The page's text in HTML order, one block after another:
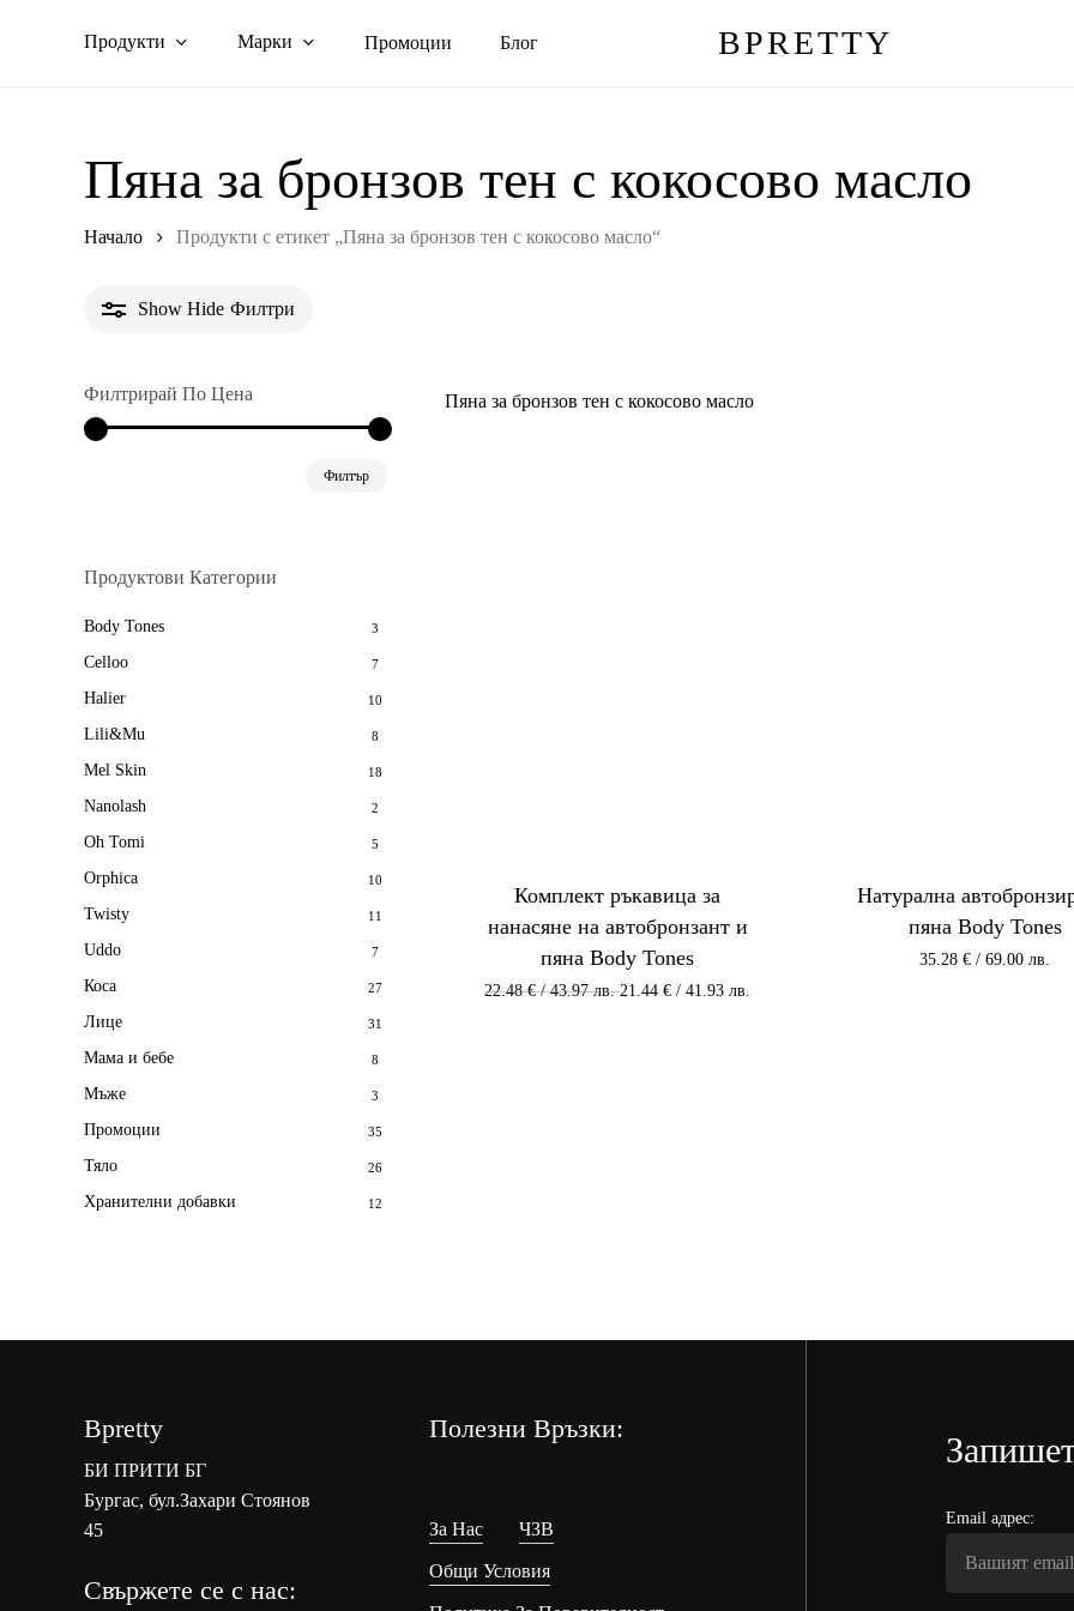
BPRETTY
Продукти Марки Промоции Блог
Пяна за бронзов тен с кокосово масло
Начало Продукти с етикет „Пяна за бронзов тен с кокосово масло“
Show Hide Филтри
Филтрирай По Цена
Филтър
Продуктови Категории
Body Tones 3
Celloo 7
Halier 10
Lili&Mu 8
Mel Skin 18
Nanolash 2
Oh Tomi 5
Orphica 10
Twisty 11
Uddo 7
Коса 27
Лице 31
Мама и бебе 8
Мъже 3
Промоции 35
Тяло 26
Хранителни добавки 12
Пяна за бронзов тен с кокосово масло
Комплект ръкавица за
нанасяне на автобронзант и
пяна Body Tones
22.48€/ 43.97 лв.Original
21.44€ / 41.93 лв.
Натурална
пяна Body Tones
35.28€ / 69.00 лв.
Bpretty
БИ ПРИТИ БГ
Бургас, бул.Захари Стоянов
45
Свържете се с нас:
Полезни Връзки:
За Нас ЧЗВ
Общи Условия
Email адрес: